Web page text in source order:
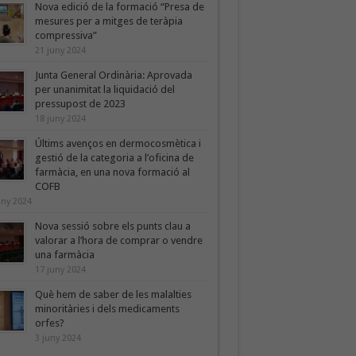
Nova edició de la formació “Presa de
mesures per a mitges de teràpia
compressiva”
21 juny 2024
Junta General Ordinària: Aprovada
per unanimitat la liquidació del
pressupost de 2023
18 juny 2024
Últims avenços en dermocosmètica i
gestió de la categoria a l’oficina de
farmàcia, en una nova formació al
COFB
2024
Nova sessió sobre els punts clau a
valorar a l’hora de comprar o vendre
una farmàcia
17 juny 2024
Què hem de saber de les malalties
minoritàries i dels medicaments
orfes?
3 juny 2024